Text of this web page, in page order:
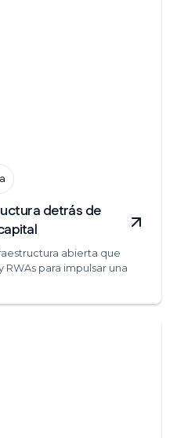
detrás de
abierta que
para impulsar una